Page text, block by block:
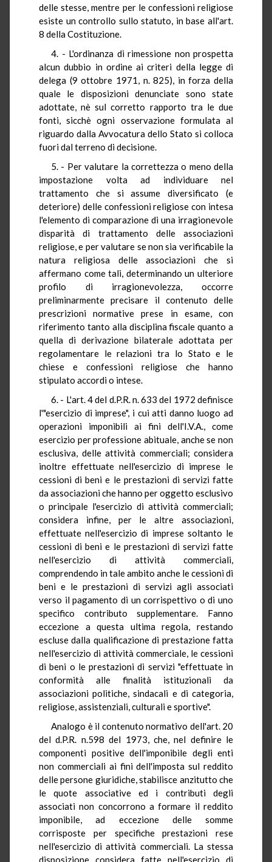
delle stesse, mentre per le confessioni religiose
esiste un controllo sullo statuto, in base all'art.
8 della Costituzione.
4. - L'ordinanza di rimessione non prospetta
alcun dubbio in ordine ai criteri della legge di
delega (9 ottobre 1971, n. 825), in forza della
quale le disposizioni denunciate sono state
adottate, nè sul corretto rapporto tra le due
fonti, sicchè ogni osservazione formulata al
riguardo dalla Avvocatura dello Stato si colloca
fuori dal terreno di decisione.
5. - Per valutare la correttezza o meno della
impostazione volta ad individuare nel
trattamento che si assume diversificato (e
deteriore) delle confessioni religiose con intesa
l'elemento di comparazione di una irragionevole
disparità di trattamento delle associazioni
religiose, e per valutare se non sia verificabile la
natura religiosa delle associazioni che si
affermano come tali, determinando un ulteriore
profilo di irragionevolezza, occorre
preliminarmente precisare il contenuto delle
prescrizioni normative prese in esame, con
riferimento tanto alla disciplina fiscale quanto a
quella di derivazione bilaterale adottata per
regolamentare le relazioni tra lo Stato e le
chiese e confessioni religiose che hanno
stipulato accordi o intese.
6. - L'art. 4 del d.P.R. n. 633 del 1972 definisce
l'"esercizio di imprese", i cui atti danno luogo ad
operazioni imponibili ai fini dell'I.V.A., come
esercizio per professione abituale, anche se non
esclusiva, delle attività commerciali; considera
inoltre effettuate nell'esercizio di imprese le
cessioni di beni e le prestazioni di servizi fatte
da associazioni che hanno per oggetto esclusivo
o principale l'esercizio di attività commerciali;
considera infine, per le altre associazioni,
effettuate nell'esercizio di imprese soltanto le
cessioni di beni e le prestazioni di servizi fatte
nell'esercizio di attività commerciali,
comprendendo in tale ambito anche le cessioni di
beni e le prestazioni di servizi agli associati
verso il pagamento di un corrispettivo o di uno
specifico contributo supplementare. Fanno
eccezione a questa ultima regola, restando
escluse dalla qualificazione di prestazione fatta
nell'esercizio di attività commerciale, le cessioni
di beni o le prestazioni di servizi "effettuate in
conformità alle finalità istituzionali da
associazioni politiche, sindacali e di categoria,
religiose, assistenziali, culturali e sportive".
Analogo è il contenuto normativo dell'art. 20
del d.P.R. n.598 del 1973, che, nel definire le
componenti positive dell'imponibile degli enti
non commerciali ai fini dell'imposta sul reddito
delle persone giuridiche, stabilisce anzitutto che
le quote associative ed i contributi degli
associati non concorrono a formare il reddito
imponibile, ad eccezione delle somme
corrisposte per specifiche prestazioni rese
nell'esercizio di attività commerciali. La stessa
disposizione considera fatte nell'esercizio di